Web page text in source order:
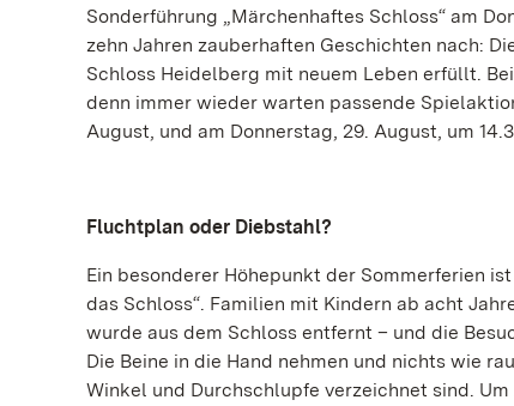
Sonderführung „Märchenhaftes Schloss“ am
zehn Jahren zauberhaften Geschichten nach:
Schloss Heidelberg mit neuem Leben erfüllt.
denn immer wieder warten passende
August, und am Donnerstag, 29. August, um
Fluchtplan oder Diebstahl?
Ein besonderer Höhepunkt der Sommerferien
das Schloss“. Familien mit Kindern ab acht
wurde aus dem Schloss entfernt – und die
Die Beine in die Hand nehmen und nichts wie
Winkel und Durchschlupfe verzeichnet sind.